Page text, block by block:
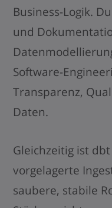
Business-Logik.
und
Software-
Transparenz,
Daten.
Gleichzeitig ist
vorgelagerte
saubere, stabile